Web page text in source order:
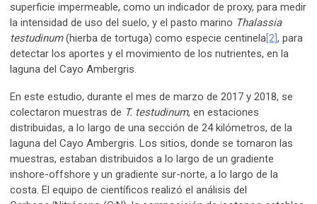
superficie impermeable, como un indicador de proxy, para medir
la intensidad de uso del suelo, y el pasto marino Thalassia
testudinum(hierba de tortuga) como especie centinela [2] , para
detectar los aportes y el movimiento de los nutrientes, en la
laguna del Cayo Ambergris.
En este estudio, durante el mes de marzo de 2017 y 2018, se
colectaron muestras de T. testudinum, en estaciones
distribuidas, a lo largo de una sección de 24 kilómetros, de la
laguna del Cayo Ambergris. Los sitios, donde se tomaron las
muestras, estaban distribuidos a lo largo de un gradiente
inshore-offshore y un gradiente sur-norte, a lo largo de la
costa. El equipo de científicos realizó el análisis del